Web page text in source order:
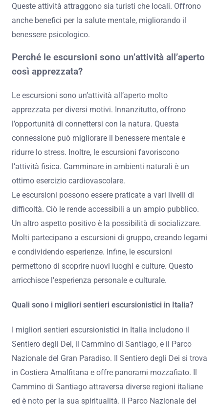
Queste attività attraggono sia turisti che locali. Offrono
anche benefici per la salute mentale, migliorando il
benessere psicologico.
Perché le escursioni sono un’attività all’aperto
così apprezzata?
Le escursioni sono un’attività all’aperto molto
apprezzata per diversi motivi. Innanzitutto, offrono
l’opportunità di connettersi con la natura. Questa
connessione può migliorare il benessere mentale e
ridurre lo stress. Inoltre, le escursioni favoriscono
l’attività fisica. Camminare in ambienti naturali è un
ottimo esercizio cardiovascolare.
Le escursioni possono essere praticate a vari livelli di
difficoltà. Ciò le rende accessibili a un ampio pubblico.
Un altro aspetto positivo è la possibilità di socializzare.
Molti partecipano a escursioni di gruppo, creando legami
e condividendo esperienze. Infine, le escursioni
permettono di scoprire nuovi luoghi e culture. Questo
arricchisce l’esperienza personale e culturale.
Quali sono i migliori sentieri escursionistici in Italia?
I migliori sentieri escursionistici in Italia includono il
Sentiero degli Dei, il Cammino di Santiago, e il Parco
Nazionale del Gran Paradiso. Il Sentiero degli Dei si trova
in Costiera Amalfitana e offre panorami mozzafiato. Il
Cammino di Santiago attraversa diverse regioni italiane
ed è noto per la sua spiritualità. Il Parco Nazionale del